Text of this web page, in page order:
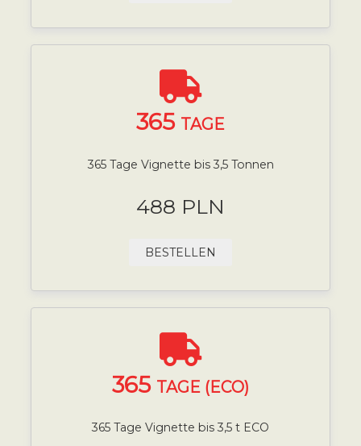
365 TAGE
365 Tage Vignette bis 3,5 Tonnen
488 PLN
BESTELLEN
365 TAGE (ECO)
365 Tage Vignette bis 3,5 t ECO